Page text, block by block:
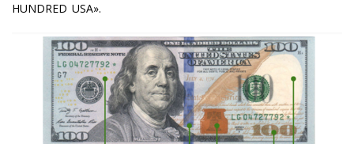
HUNDRED USA».